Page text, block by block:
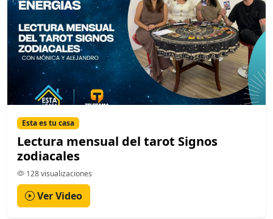
Esta es tu casa
Lectura mensual del tarot Signos
zodiacales
128 visualizaciones
Ver Video